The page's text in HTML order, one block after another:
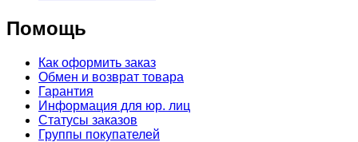
Помощь
Как оформить заказ
Обмен и возврат товара
Гарантия
Информация для юр. лиц
Статусы заказов
Группы покупателей